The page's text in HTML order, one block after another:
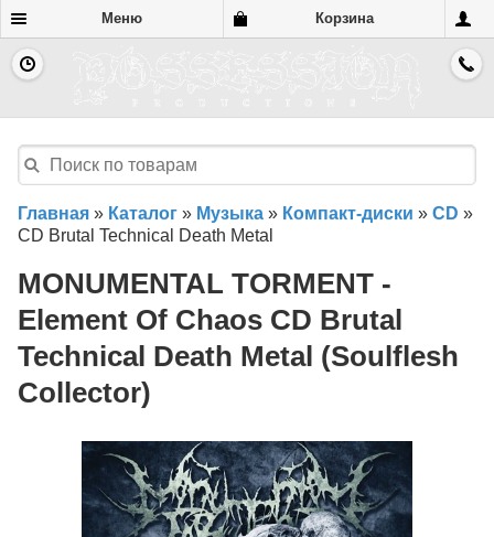
Меню Корзина
Главная » Каталог » Музыка » Компакт-диски » CD »
CD Brutal Technical Death Metal
MONUMENTAL TORMENT -
Element Of Chaos CD Brutal
Technical Death Metal (Soulflesh
Collector)